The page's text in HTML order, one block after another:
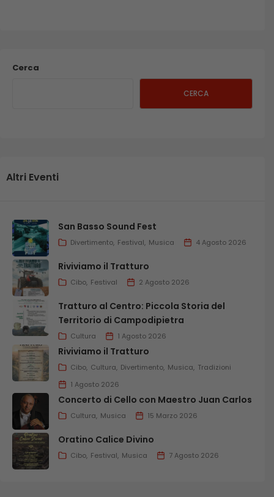
Cerca
CERCA
Altri Eventi
San Basso Sound Fest
Divertimento Festival Musica 4 Agosto 2026
Riviviamo il Tratturo
Cibo Festival 2 Agosto 2026
Tratturo al Centro: Piccola Storia del
Territorio di Campodipietra
Cultura 1 Agosto 2026
Riviviamo il Tratturo
Cibo Cultura Divertimento Musica Tradizioni
1 Agosto 2026
Concerto di Cello con Maestro Juan Carlos
Cultura Musica 15 Marzo 2026
Oratino Calice Divino
Cibo Festival Musica 7 Agosto 2026